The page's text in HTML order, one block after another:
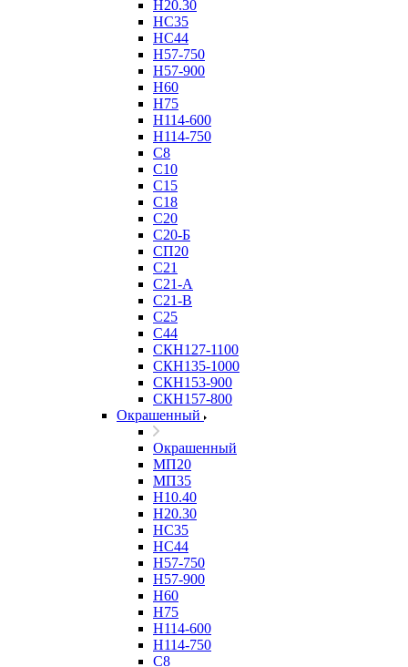
Н20.30
НС35
НС44
Н57-750
Н57-900
Н60
Н75
Н114-600
Н114-750
С8
С10
С15
С18
С20
С20-Б
СП20
С21
С21-А
С21-В
С25
С44
СКН127-1100
СКН135-1000
СКН153-900
СКН157-800
Окрашенный
Окрашенный
МП20
МП35
Н10.40
Н20.30
НС35
НС44
Н57-750
Н57-900
Н60
Н75
Н114-600
Н114-750
С8